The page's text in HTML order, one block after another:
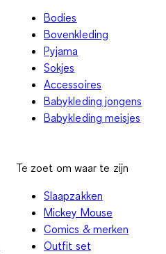
Bodies
Bovenkleding
Pyjama
Sokjes
Accessoires
Babykleding jongens
Babykleding meisjes
Te zoet om waar te zijn
Slaapzakken
Mickey Mouse
Comics & merken
Outfit set